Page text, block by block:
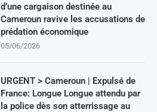
d’une cargaison destinée au
Cameroun ravive les accusations de
prédation économique
05/06/2026
URGENT > Cameroun | Expulsé de
France: Longue Longue attendu par
la police dès son atterrissage au